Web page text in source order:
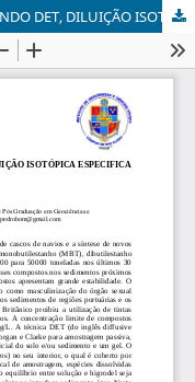
ESPECIAÇÃO DE SN/TBT EM SOLO USANDO DET, DILUIÇÃO ISOTÓPICA ESPECIFICA E LC-ICP-MS